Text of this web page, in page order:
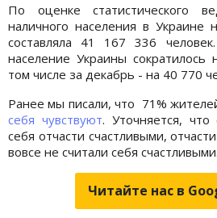
По оценке статистического
наличного населения в Украине
составляла 41 167 336
население Украины
том числе за декабрь - на 40 770
Ранее мы писали, что 71%
себя чувствуют. Уточняется,
себя отчасти счастливыми,
вовсе не считали себя счастливыми.
Читайте нас в